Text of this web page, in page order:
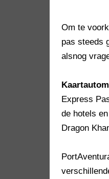
Om te
pas steeds
alsnog
Express
de hotels
Dragon